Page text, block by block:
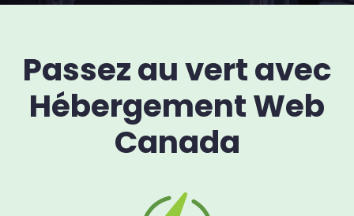
Passez au vert avec
Hébergement Web
Canada